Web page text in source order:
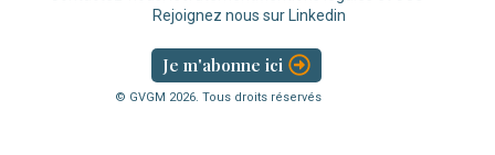
Rejoignez nous sur Linkedin
Je m'abonne ici
© GVGM 2026. Tous droits réservés